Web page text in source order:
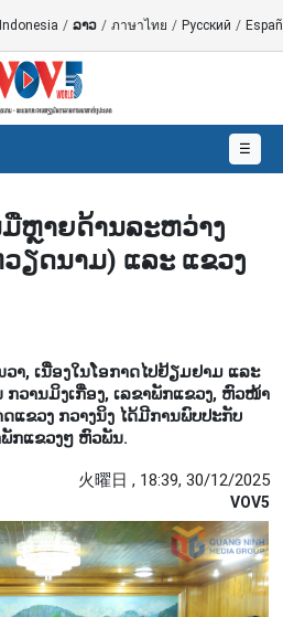
Indonesia / ລາວ / ภาษาไทย / Русский /
☰
ຫຼາຍ​ດ້ານ​ລະ​ຫວ່າງ​
ຽດ​ນາມ) ແລະ ແຂວງ
ວາ, ເນື່ອງໃນໂອກາດໄປຢ້ຽມຢາມ ແລະ
ວານມິງເກື່ອງ, ເລຂາພັກແຂວງ, ຫົວໜ້າ
ຂວງ ກວາງນິງ ໄດ້ມີການພົບປະກັບ
ກແຂວງໆ ຫົວພັນ.
火曜日 , 18:39, 30/12/2025
VOV5